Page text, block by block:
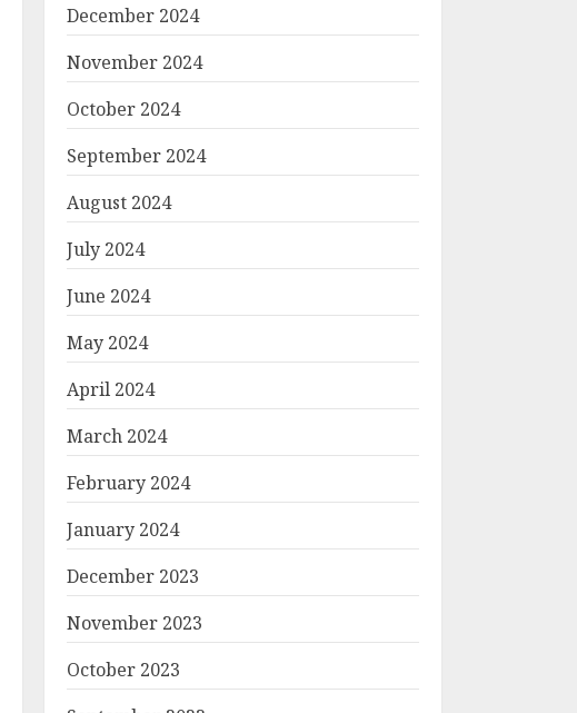
December 2024
November 2024
October 2024
September 2024
August 2024
July 2024
June 2024
May 2024
April 2024
March 2024
February 2024
January 2024
December 2023
November 2023
October 2023